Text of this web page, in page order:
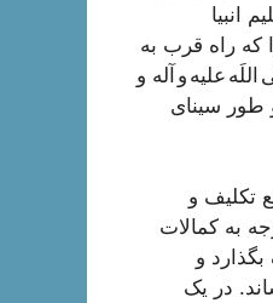
انبیا
که راه قرب به
علیه و آله و
طور سینای
تکلیف و
به کمالات
و
در یک